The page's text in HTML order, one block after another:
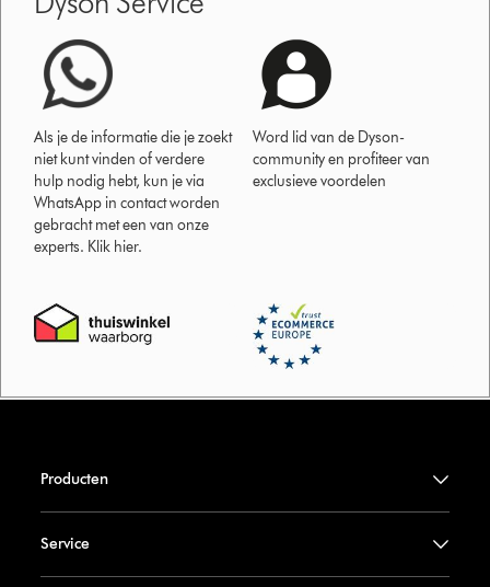
Als je de informatie die je zoekt
niet kunt vinden of verdere
hulp nodig hebt, kun je via
WhatsApp in contact worden
gebracht met een van onze
experts. Klik hier.
Word lid van de Dyson-
community en profiteer van
exclusieve voordelen
Producten
Service